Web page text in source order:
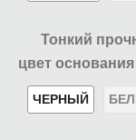
Тонкий
цвет основания
ЧЕРНЫЙ